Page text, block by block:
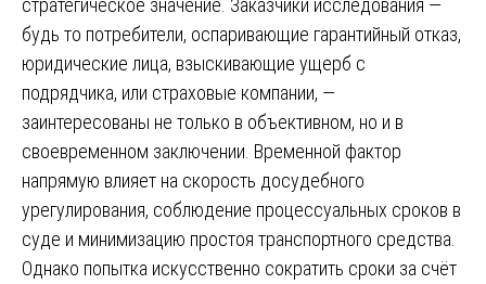
стратегическое значение. Заказчики исследования —
будь то потребители, оспаривающие гарантийный отказ,
юридические лица, взыскивающие ущерб с
подрядчика, или страховые компании, —
заинтересованы не только в объективном, но и в
своевременном заключении. Временной фактор
напрямую влияет на скорость досудебного
урегулирования, соблюдение процессуальных сроков в
суде и минимизацию простоя транспортного средства.
Однако попытка искусственно сократить сроки за счёт